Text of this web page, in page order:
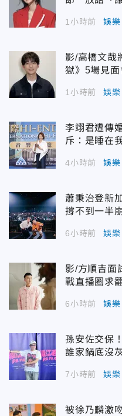
1小時前 娛樂
影/高橋文哉
獄》5場見
1小時前 娛樂
李翊君遭傳
斥：是睡在
4小時前 娛樂
蕭秉治登新
撐不到一半
6小時前 娛樂
影/方順吉面
戰直播圈求
6小時前 娛樂
孫安佐交保
誰家鍋底沒
7小時前 娛樂
被徐乃麟激